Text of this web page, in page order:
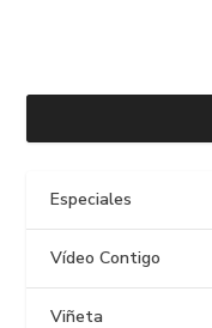
Especiales
Vídeo Contigo
Viñeta